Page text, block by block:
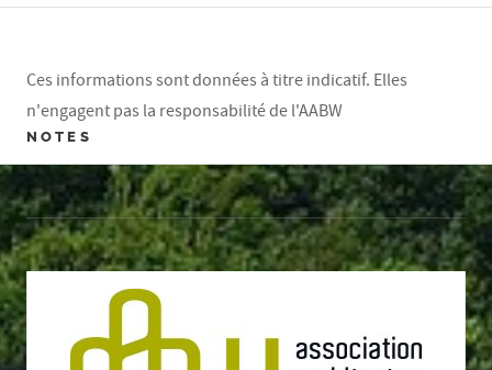
NOTES
Ces informations sont données à titre indicatif. Elles
n'engagent pas la responsabilité de l'AABW